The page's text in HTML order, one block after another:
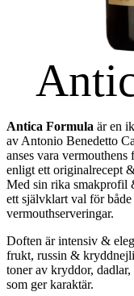
Antica Formula är en
av Antonio Benedetto
anses vara
enligt ett originalrecept
Med sin rika smakprofil
ett självklart val för
vermouthserveringar.
Doften är intensiv &
frukt, russin &
toner av kryddor,
som ger karaktär.